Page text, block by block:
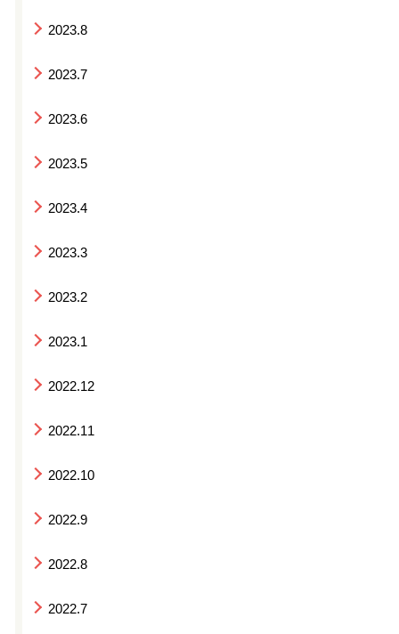
2023.8
2023.7
2023.6
2023.5
2023.4
2023.3
2023.2
2023.1
2022.12
2022.11
2022.10
2022.9
2022.8
2022.7